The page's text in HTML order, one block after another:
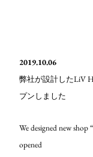
2019.10.06
弊社が設計したLiV
プンしました
We designed new
opened